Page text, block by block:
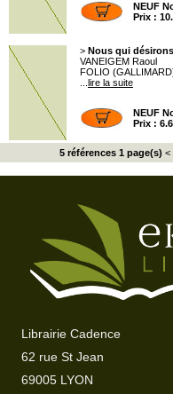
NEUF
Prix :
> Nous qui
VANEIGEM Raoul
FOLIO
lire la suite
NEUF
Prix :
5 références 1 page(s) <
Librairie Cadence
62 rue St Jean
69005 LYON